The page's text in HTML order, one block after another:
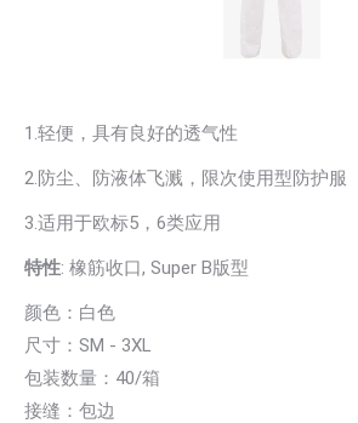
1.轻便，具有良好的透气性
2.防尘、防液体飞溅，限次使用型防护服
3.适用于欧标5，6类应用
特性: 橡筋收口, Super B版型
颜色：白色
尺寸：SM - 3XL
包装数量：40/箱
接缝：包边